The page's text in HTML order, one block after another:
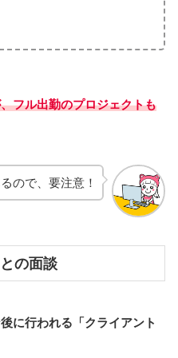
フル出勤のプロジェクトも
ので、要注意！
の面談
に行われる「クライアント